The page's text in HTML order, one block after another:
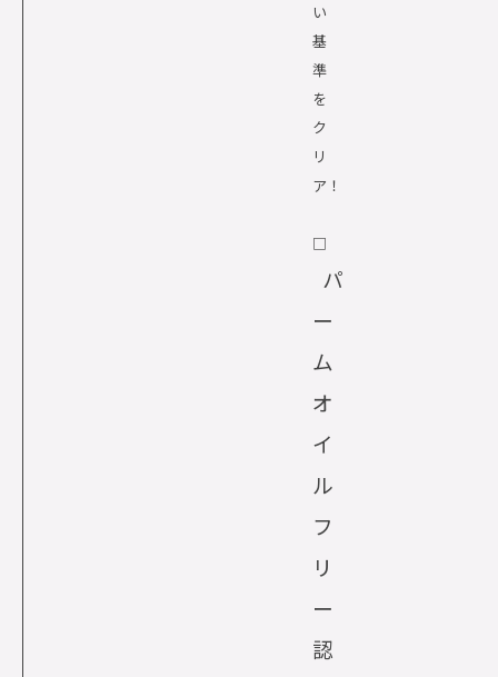
い
基
準
を
ク
リ
ア！
□
パ
ー
ム
オ
イ
ル
フ
リ
ー
認